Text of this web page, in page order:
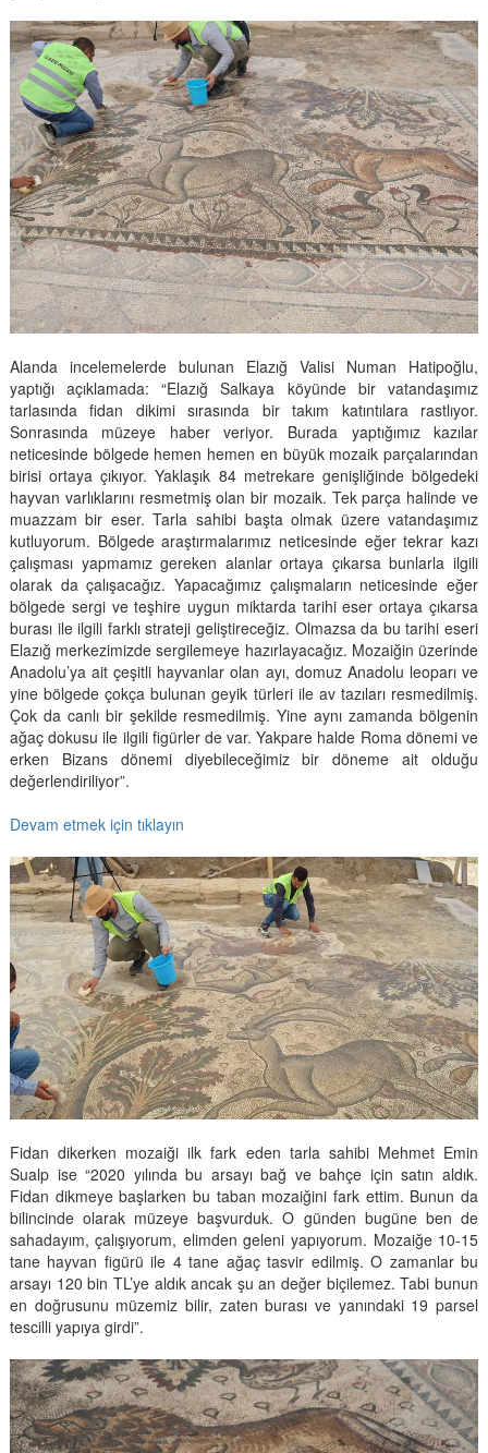
Alanda incelemelerde bulunan Elazığ Valisi Numan Hatipoğlu,
yaptığı açıklamada: “Elazığ Salkaya köyünde bir vatandaşımız
tarlasında fidan dikimi sırasında bir takım katıntılara rastlıyor.
Sonrasında müzeye haber veriyor. Burada yaptığımız kazılar
neticesinde bölgede hemen hemen en büyük mozaik parçalarından
birisi ortaya çıkıyor. Yaklaşık 84 metrekare genişliğinde bölgedeki
hayvan varlıklarını resmetmiş olan bir mozaik. Tek parça halinde ve
muazzam bir eser. Tarla sahibi başta olmak üzere vatandaşımız
kutluyorum. Bölgede araştırmalarımız neticesinde eğer tekrar kazı
çalışması yapmamız gereken alanlar ortaya çıkarsa bunlarla ilgili
olarak da çalışacağız. Yapacağımız çalışmaların neticesinde eğer
bölgede sergi ve teşhire uygun miktarda tarihi eser ortaya çıkarsa
burası ile ilgili farklı strateji geliştireceğiz. Olmazsa da bu tarihi eseri
Elazığ merkezimizde sergilemeye hazırlayacağız. Mozaiğin üzerinde
Anadolu’ya ait çeşitli hayvanlar olan ayı, domuz Anadolu leoparı ve
yine bölgede çokça bulunan geyik türleri ile av tazıları resmedilmiş.
Çok da canlı bir şekilde resmedilmiş. Yine aynı zamanda bölgenin
ağaç dokusu ile ilgili figürler de var. Yakpare halde Roma dönemi ve
erken Bizans dönemi diyebileceğimiz bir döneme ait olduğu
değerlendiriliyor”.
Devam etmek için tıklayın
Fidan dikerken mozaiği ilk fark eden tarla sahibi Mehmet Emin
Sualp ise “2020 yılında bu arsayı bağ ve bahçe için satın aldık.
Fidan dikmeye başlarken bu taban mozaiğini fark ettim. Bunun da
bilincinde olarak müzeye başvurduk. O günden bugüne ben de
sahadayım, çalışıyorum, elimden geleni yapıyorum. Mozaiğe 10-15
tane hayvan figürü ile 4 tane ağaç tasvir edilmiş. O zamanlar bu
arsayı 120 bin TL’ye aldık ancak şu an değer biçilemez. Tabi bunun
en doğrusunu müzemiz bilir, zaten burası ve yanındaki 19 parsel
tescilli yapıya girdi”.